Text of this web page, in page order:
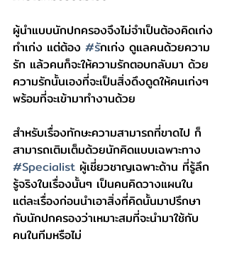
ผู้นำแบบนักปกครองจึงไม่จำเป็นต้องคิดเก่ง
ทำเก่ง แต่ต้อง #รักเก่ง ดูแลคนด้วยความ
รัก แล้วคนก็จะให้ความรักตอบกลับมา ด้วย
ความรักนั้นเองที่จะเป็นสิ่งดึงดูดให้คนเก่งๆ
พร้อมที่จะเข้ามาทำงานด้วย
สำหรับเรื่องทักษะความสามารถที่ขาดไป ก็
สามารถเติมเต็มด้วยนักคิดแบบเฉพาะทาง
#Specialist ผู้เชี่ยวชาญเฉพาะด้าน ที่รู้ลึก
รู้จริงในเรื่องนั้นๆ เป็นคนคิดวางแผนใน
แต่ละเรื่องก่อนนำเอาสิ่งที่คิดนั้นมาปรึกษา
กับนักปกครองว่าเหมาะสมที่จะนำมาใช้กับ
คนในทีมหรือไม่